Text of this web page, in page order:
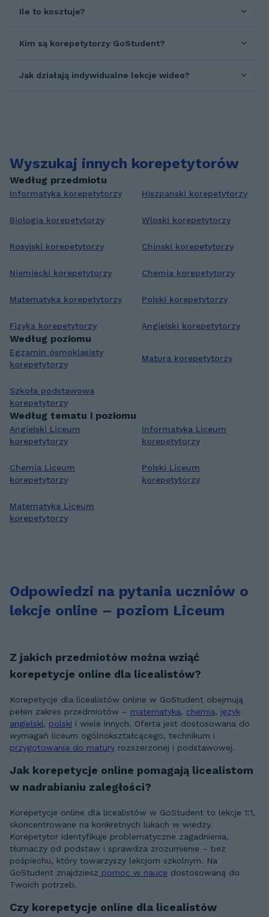
Ile to kosztuje?
Kim są korepetytorzy GoStudent?
Jak działają indywidualne lekcje wideo?
Wyszukaj innych korepetytorów
Według przedmiotu
Informatyka korepetytorzy Hiszpanski korepetytorzy
Biologia korepetytorzy Wloski korepetytorzy
Rosyjski korepetytorzy Chinski korepetytorzy
Niemiecki korepetytorzy Chemia korepetytorzy
Matematyka korepetytorzy Polski korepetytorzy
Fizyka korepetytorzy Angielski korepetytorzy
Według poziomu
Egzamin ósmoklasisty
korepetytorzy
Matura korepetytorzy
Szkoła podstawowa
korepetytorzy
Według tematu i poziomu
Angielski Liceum
korepetytorzy
Informatyka Liceum
korepetytorzy
Chemia Liceum
korepetytorzy
Polski Liceum
korepetytorzy
Matematyka Liceum
korepetytorzy
Odpowiedzi na pytania uczniów o
lekcje online – poziom Liceum
Z jakich przedmiotów można wziąć
korepetycje online dla licealistów?
Korepetycje dla licealistów online w GoStudent obejmują
pełen zakres przedmiotów – matematyka, chemia, język
angielski, polski i wiele innych. Oferta jest dostosowana do
wymagań liceum ogólnokształcącego, technikum i
przygotowania do matury rozszerzonej i podstawowej.
Jak korepetycje online pomagają licealistom
w nadrabianiu zaległości?
Korepetycje online dla licealistów w GoStudent to lekcje 1:1,
skoncentrowane na konkretnych lukach w wiedzy.
Korepetytor identyfikuje problematyczne zagadnienia,
tłumaczy od podstaw i sprawdza zrozumienie – bez
pośpiechu, który towarzyszy lekcjom szkolnym. Na
GoStudent znajdziesz pomoc w nauce dostosowaną do
Twoich potrzeb.
Czy korepetycje online dla licealistów